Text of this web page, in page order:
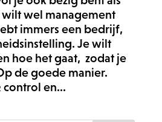
wel management
immers een bedrijf,
Je wilt
hoe het gaat, zodat je
de goede manier.
en...